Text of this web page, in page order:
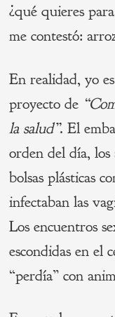
¿qué quieres
me contestó:
En realidad, yo
proyecto de
la salud”. El
orden del día, los
bolsas plásticas
infectaban las
Los encuentros
escondidas en el
“perdía” con